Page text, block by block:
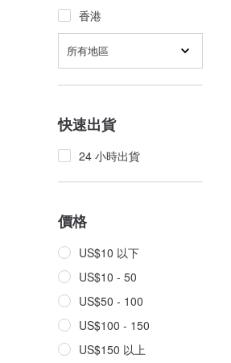
香港
所有地區
快速出貨
24 小時出貨
價格
US$10 以下
US$10 - 50
US$50 - 100
US$100 - 150
US$150 以上